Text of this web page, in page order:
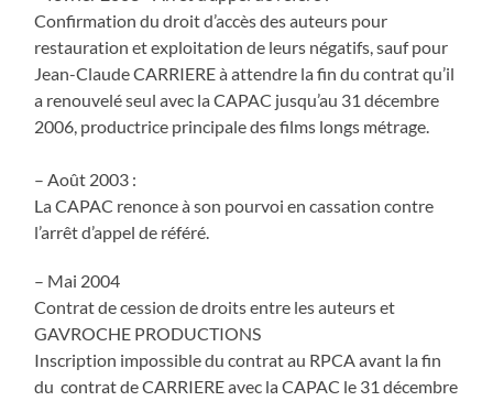
Confirmation du droit d’accès des auteurs pour
restauration et exploitation de leurs négatifs, sauf pour
Jean-Claude CARRIERE à attendre la fin du contrat qu’il
a renouvelé seul avec la CAPAC jusqu’au 31 décembre
2006, productrice principale des films longs métrage.
– Août 2003 :
La CAPAC renonce à son pourvoi en cassation contre
l’arrêt d’appel de référé.
– Mai 2004
Contrat de cession de droits entre les auteurs et
GAVROCHE PRODUCTIONS
Inscription impossible du contrat au RPCA avant la fin
du contrat de CARRIERE avec la CAPAC le 31 décembre